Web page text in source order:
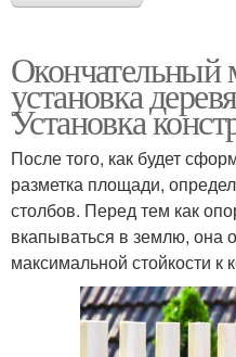
Окончательный
установка
Установка
После того, как будет
разметка площади,
столбов. Перед тем как
вкапываться в землю, она
максимальной стойкости к